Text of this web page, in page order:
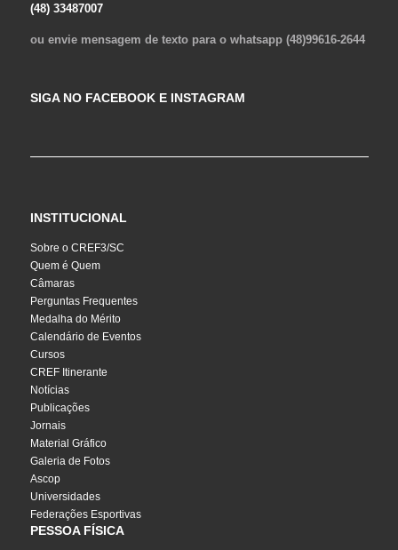
(48) 33487007
ou envie mensagem de texto para o whatsapp (48)99616-2644
SIGA NO FACEBOOK E INSTAGRAM
INSTITUCIONAL
Sobre o CREF3/SC
Quem é Quem
Câmaras
Perguntas Frequentes
Medalha do Mérito
Calendário de Eventos
Cursos
CREF Itinerante
Notícias
Publicações
Jornais
Material Gráfico
Galeria de Fotos
Ascop
Universidades
Federações Esportivas
PESSOA FÍSICA